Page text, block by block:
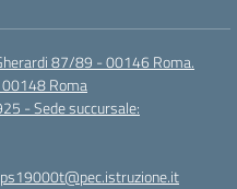
87/89 - 00146 Roma.
00148 Roma
- Sede succursale: